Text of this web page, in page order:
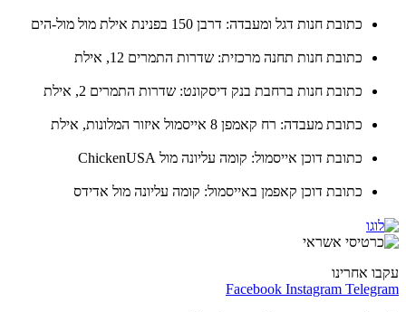
כתובת חנות דגל ומעבדה: דרבן 150 בפנינת אילת מול מול-הים
כתובת חנות תחנה מרכזית: שדרות התמרים 12, אילת
כתובת חנות ברחבת בנק דיסקונט: שדרות התמרים 2, אילת
כתובת מעבדה: רח קאמפן 8 אייסמול איזור המלונות, אילת
כתובת דוכן אייסמול: קומה עליונה מול ChickenUSA
כתובת דוכן קאפמן באייסמול: קומה עליונה מול אדידס
אחרינו
Facebook Instagram